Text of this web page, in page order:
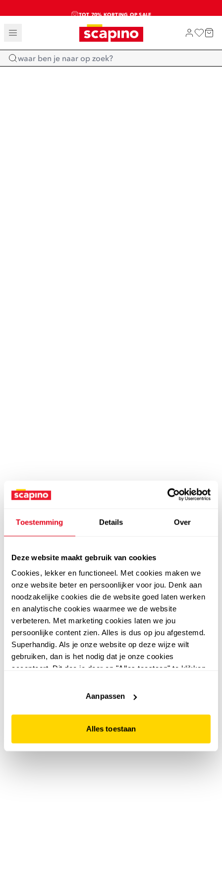
Toestemming Details Over
Deze website maakt gebruik van cookies
Cookies, lekker en functioneel. Met cookies maken we
onze website beter en persoonlijker voor jou. Denk aan
noodzakelijke cookies die de website goed laten werken
en analytische cookies waarmee we de website
verbeteren. Met marketing cookies laten we jou
persoonlijke content zien. Alles is dus op jou afgestemd.
Superhandig. Als je onze website op deze wijze wilt
gebruiken, dan is het nodig dat je onze cookies
accepteert. Dit doe je door op "Alles toestaan" te klikken.
website niet optimaal functioneert.
Aanpassen
Alles toestaan
TOT 70% KORTING OP SALE
SALE: LAATSTE KANS!
SHOP NIEUW
Home